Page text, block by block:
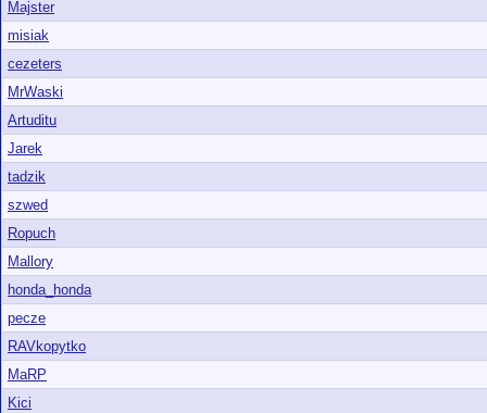
Majster
misiak
cezeters
MrWaski
Artuditu
Jarek
tadzik
szwed
Ropuch
Mallory
honda_honda
pecze
RAVkopytko
MaRP
Kici